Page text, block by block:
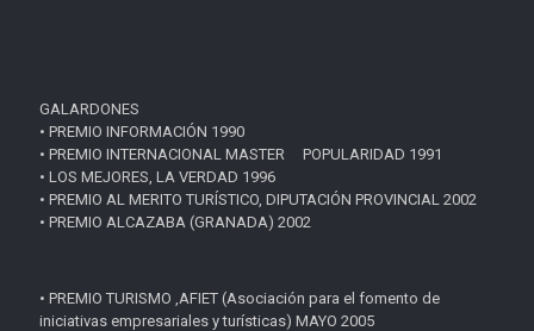
GALARDONES
• PREMIO INFORMACIÓN 1990
• PREMIO INTERNACIONAL MASTER POPULARIDAD 1991
• LOS MEJORES, LA VERDAD 1996
• PREMIO AL MERITO TURÍSTICO, DIPUTACIÓN PROVINCIAL 2002
• PREMIO ALCAZABA (GRANADA) 2002
• PREMIO TURISMO ,AFIET (Asociación para el fomento de
iniciativas empresariales y turísticas) MAYO 2005